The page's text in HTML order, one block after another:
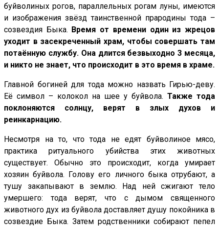
буйволиных рогов, параллельных рогам луны, имеются
и изображения звёзд таинственной прародины тода –
созвездия Быка. Время от времени один из жрецов
уходит в засекреченный храм, чтобы совершать там
потаённую службу. Она длится безвыходно 3 месяца,
и никто не знает, что происходит в это время в храме.
Главной богиней для тода можно назвать Гирью-деву.
Её символ – колокол на шее у буйвола. Также тода
поклоняются солнцу, верят в злых духов и
реинкарнацию.
Несмотря на то, что тода не едят буйволиное мясо,
практика ритуального убийства этих животных
существует. Обычно это происходит, когда умирает
хозяин буйвола. Голову его личного быка отрубают, а
тушу закапывают в землю. Над ней сжигают тело
умершего: тода верят, что с дымом священного
животного дух из буйвола доставляет душу покойника в
созвездие Быка. Затем родственники собирают пепел